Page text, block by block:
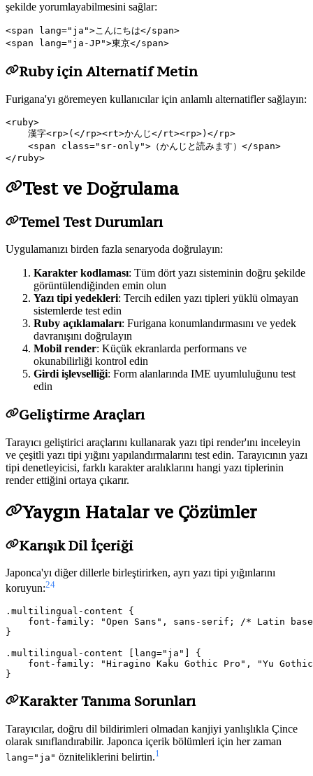
şekilde yorumlayabilmesini sağlar:
<span lang="ja">こんにちは</span>
Ruby için Alternatif Metin
Furigana'yı göremeyen kullanıcılar için anlamlı alternatifler sağlayın:
<ruby>
    漢字<rp>(</rp><rt>かんじ</rt><rp>)</rp>
    <span class="sr-only">（かんじと読みます）</span>
Test ve Doğrulama
Temel Test Durumları
Uygulamanızı birden fazla senaryoda doğrulayın:
Karakter kodlaması: Tüm dört yazı sisteminin doğru şekilde
görüntülendiğinden emin olun
Yazı tipi yedekleri: Tercih edilen yazı tipleri yüklü olmayan
sistemlerde test edin
Ruby açıklamaları: Furigana konumlandırmasını ve yedek
davranışını doğrulayın
Mobil render: Küçük ekranlarda performans ve
okunabilirliği kontrol edin
Girdi işlevselliği: Form alanlarında IME uyumluluğunu test
edin
Geliştirme Araçları
Tarayıcı geliştirici araçlarını kullanarak yazı tipi render'ını inceleyin
ve çeşitli yazı tipi yığını yapılandırmalarını test edin. Tarayıcının yazı
tipi denetleyicisi, farklı karakter aralıklarını hangi yazı tiplerinin
render ettiğini ortaya çıkarır.
Yaygın Hatalar ve Çözümler
Karışık Dil İçeriği
Japonca'yı diğer dillerle birleştirirken, ayrı yazı tipi yığınlarını
koruyun:24
.multilingual-content {
font-family: "Open Sans", sans-serif; /* Latin
}
.multilingual-content [lang="ja"] {
font-family: "Hiragino Kaku Gothic Pro", "Yu
Karakter Tanıma Sorunları
Tarayıcılar, doğru dil bildirimleri olmadan kanjiyi yanlışlıkla Çince
olarak sınıflandırabilir. Japonca içerik bölümleri için her zaman
lang="ja" özniteliklerini belirtin.1